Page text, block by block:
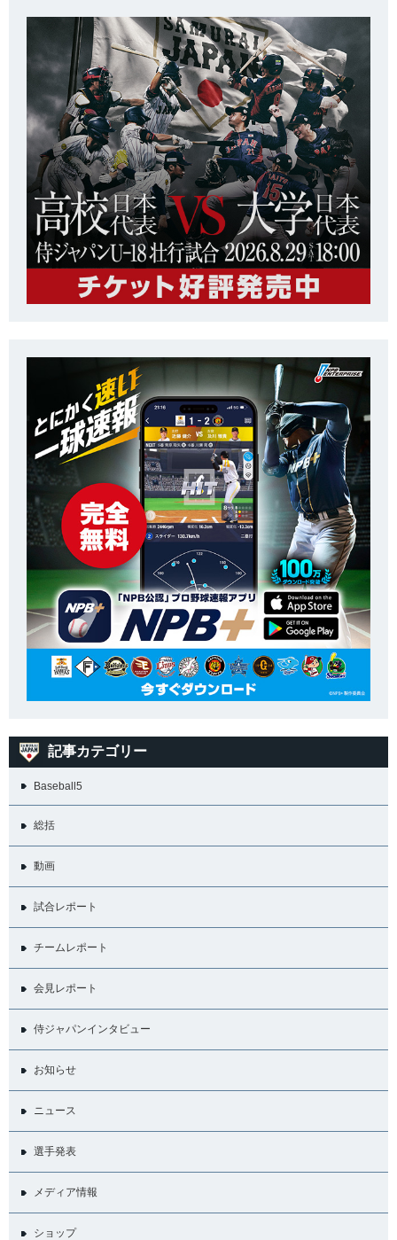
記事カテゴリー
Baseball5
総括
動画
試合レポート
チームレポート
会見レポート
侍ジャパンインタビュー
お知らせ
ニュース
選手発表
メディア情報
ショップ